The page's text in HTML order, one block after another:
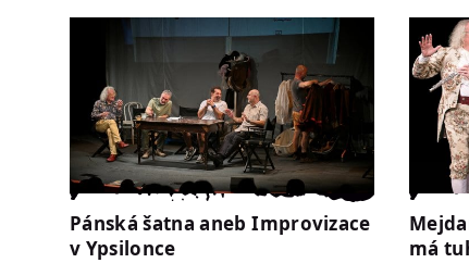
Pánská šatna aneb Improvizace
v Ypsilonce
má